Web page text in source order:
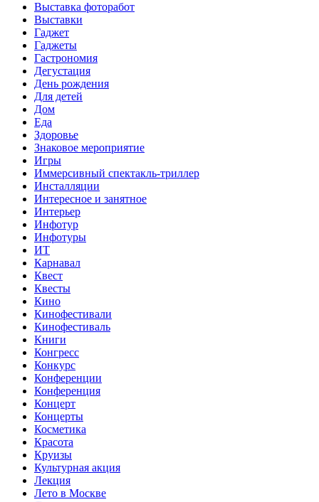
Выставка фоторабот
Выставки
Гаджет
Гаджеты
Гастрономия
Дегустация
День рождения
Для детей
Дом
Еда
Здоровье
Знаковое мероприятие
Игры
Иммерсивный спектакль-триллер
Инсталляции
Интересное и занятное
Интерьер
Инфотур
Инфотуры
ИТ
Карнавал
Квест
Квесты
Кино
Кинофестивали
Кинофестиваль
Книги
Конгресс
Конкурс
Конференции
Конференция
Концерт
Концерты
Косметика
Красота
Круизы
Культурная акция
Лекция
Лето в Москве